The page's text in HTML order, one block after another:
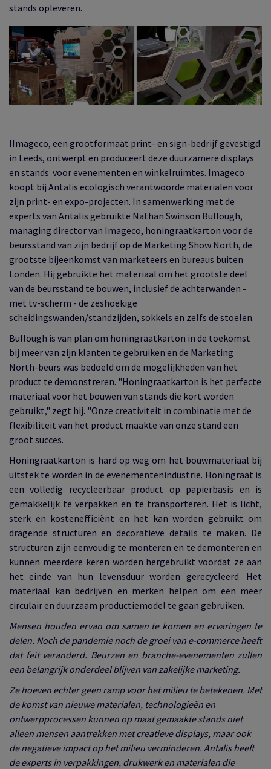
stands opleveren.
IImageco, een grootformaat print- en sign-bedrijf gevestigd
in Leeds, ontwerpt en produceert deze duurzamere displays
en stands voor evenementen en winkelruimtes. Imageco
koopt bij Antalis ecologisch verantwoorde materialen voor
zijn print- en expo-projecten. In samenwerking met de
experts van Antalis gebruikte Nathan Swinson Bullough,
managing director van Imageco, honingraatkarton voor de
beursstand van zijn bedrijf op de Marketing Show North, de
grootste bijeenkomst van marketeers en bureaus buiten
Londen. Hij gebruikte het materiaal om het grootste deel
van de beursstand te bouwen, inclusief de achterwanden -
met tv-scherm - de zeshoekige
scheidingswanden/standzijden, sokkels en zelfs de stoelen.
Bullough is van plan om honingraatkarton in de toekomst
bij meer van zijn klanten te gebruiken en de Marketing
North-beurs was bedoeld om de mogelijkheden van het
product te demonstreren. "Honingraatkarton is het perfecte
materiaal voor het bouwen van stands die kort worden
gebruikt," zegt hij. "Onze creativiteit in combinatie met de
flexibiliteit van het product maakte van onze stand een
groot succes.
Honingraatkarton is hard op weg om het bouwmateriaal bij
uitstek te worden in de evenementenindustrie. Honingraat is
een volledig recycleerbaar product op papierbasis en is
gemakkelijk te verpakken en te transporteren. Het is licht,
sterk en kostenefficiënt en het kan worden gebruikt om
dragende structuren en decoratieve details te maken. De
structuren zijn eenvoudig te monteren en te demonteren en
kunnen meerdere keren worden hergebruikt voordat ze aan
het einde van hun levensduur worden gerecycleerd. Het
materiaal kan bedrijven en merken helpen om een meer
circulair en duurzaam productiemodel te gaan gebruiken.
Mensen houden ervan om samen te komen en ervaringen te
delen. Noch de pandemie noch de groei van e-commerce heeft
dat feit veranderd. Beurzen en branche-evenementen zullen
een belangrijk onderdeel blijven van zakelijke marketing.
Ze hoeven echter geen ramp voor het milieu te betekenen. Met
de komst van nieuwe materialen, technologieën en
ontwerpprocessen kunnen op maat gemaakte stands niet
alleen mensen aantrekken met creatieve displays, maar ook
de negatieve impact op het milieu verminderen. Antalis heeft
de experts in verpakkingen, drukwerk en materialen die